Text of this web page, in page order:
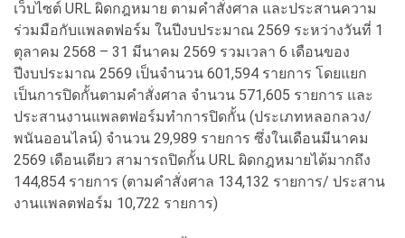
เว็บไซต์ URL ผิดกฎหมาย ตามคำสั่งศาล และประสานความ
ร่วมมือกับแพลตฟอร์ม ในปีงบประมาณ 2569 ระหว่างวันที่ 1
ตุลาคม 2568 – 31 มีนาคม 2569 รวมเวลา 6 เดือนของ
ปีงบประมาณ 2569 เป็นจำนวน 601,594 รายการ โดยแยก
เป็นการปิดกั้นตามคำสั่งศาล จำนวน 571,605 รายการ และ
ประสานงานแพลตฟอร์มทำการปิดกั้น (ประเภทหลอกลวง/
พนันออนไลน์) จำนวน 29,989 รายการ ซึ่งในเดือนมีนาคม
2569 เดือนเดียว สามารถปิดกั้น URL ผิดกฎหมายได้มากถึง
144,854 รายการ (ตามคำสั่งศาล 134,132 รายการ/ ประสาน
งานแพลตฟอร์ม 10,722 รายการ)